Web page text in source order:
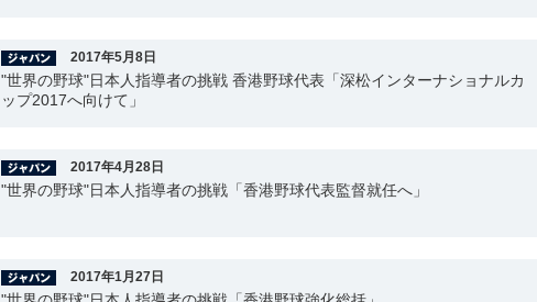
2017年5月8日
"世界の野球"日本人指導者の挑戦 香港野球代表「深松インターナショナルカ
ップ2017へ向けて」
2017年4月28日
"世界の野球"日本人指導者の挑戦「香港野球代表監督就任へ」
2017年1月27日